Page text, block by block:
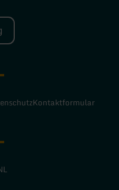
Kontaktformular